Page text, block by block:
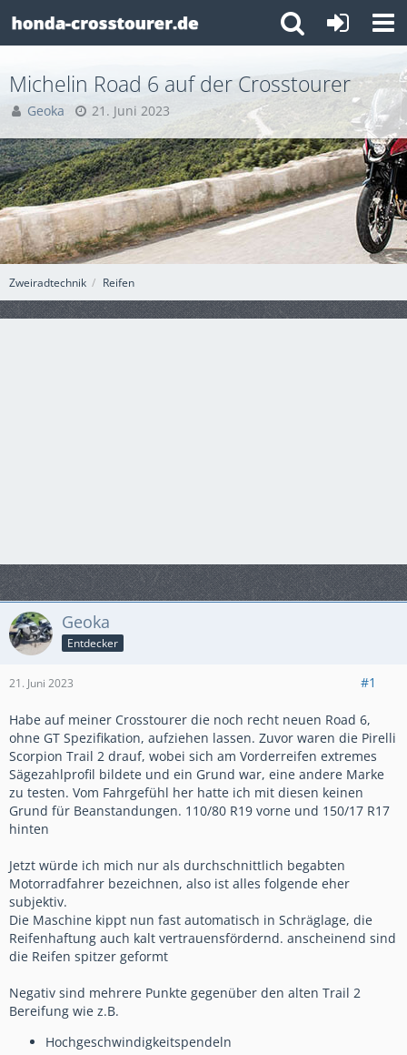
Zweiradtechnik Reifen
Michelin Road 6 auf der Crosstourer
Geoka 21. Juni 2023
Geoka
Entdecker
21. Juni 2023 #1
Habe auf meiner Crosstourer die noch recht neuen Road 6,
ohne GT Spezifikation, aufziehen lassen. Zuvor waren die Pirelli
Scorpion Trail 2 drauf, wobei sich am Vorderreifen extremes
Sägezahlprofil bildete und ein Grund war, eine andere Marke
zu testen. Vom Fahrgefühl her hatte ich mit diesen keinen
Grund für Beanstandungen. 110/80 R19 vorne und 150/17 R17
hinten
Jetzt würde ich mich nur als durchschnittlich begabten
Motorradfahrer bezeichnen, also ist alles folgende eher
subjektiv.
Die Maschine kippt nun fast automatisch in Schräglage, die
Reifenhaftung auch kalt vertrauensfördernd. anscheinend sind
die Reifen spitzer geformt
Negativ sind mehrere Punkte gegenüber den alten Trail 2
Bereifung wie z.B.
Hochgeschwindigkeitspendeln